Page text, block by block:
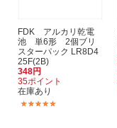
FDK アルカリ乾電
池 単6形 2個ブリ
スターパック LR8D4
25F(2B)
348円
35ポイント
在庫あり